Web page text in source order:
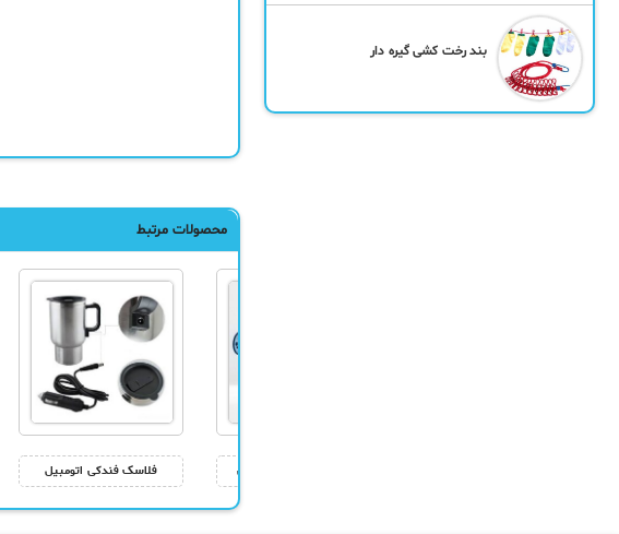
محصولات مرتبط
فلاسک فندکی اتومبیل کارواش خانگی جت مینی
بند رخت کشی گیره دار